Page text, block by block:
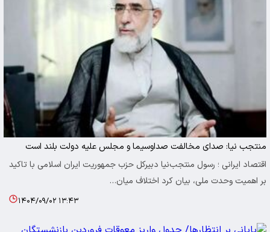
منتجب نیا: صدای مخالفت صداوسیما و مجلس علیه دولت بلند است
اقتصاد ایرانی ؛ رسول منتجب‌نیا دبیرکل حزب جمهوریت ایران اسلامی با تاکید
بر اهمیت وحدت ملی، بیان کرد اختلاف میان…
۱۴۰۴/۰۹/۰۲ ۱۳:۴۳